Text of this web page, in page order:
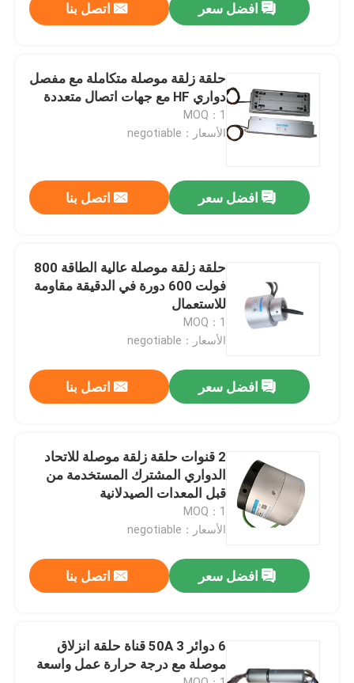
فيديوهات
حولنا
مراقبة الجودة
اطلب اقتباس
حلقة زلة موصلة
حلقة زلقة مضادة للماء
افضل سعر اتصل بنا
حلقة زلقة موصلة متكاملة مع مفصل
دواري HF مع جهات اتصال متعددة
MOQ：1
الأسعار：negotiable
افضل سعر اتصل بنا
حلقة زلقة موصلة عالية الطاقة 800
فولت 600 دورة في الدقيقة مقاومة
للاستعمال
MOQ：1
الأسعار：negotiable
افضل سعر اتصل بنا
2 قنوات حلقة زلقة موصلة للاتحاد
الدواري المشترك المستخدمة من
قبل المعدات الصيدلانية
MOQ：1
الأسعار：negotiable
افضل سعر اتصل بنا
6 دوائر 50A 3 قناة حلقة انزلاق
موصلة مع درجة حرارة عمل واسعة